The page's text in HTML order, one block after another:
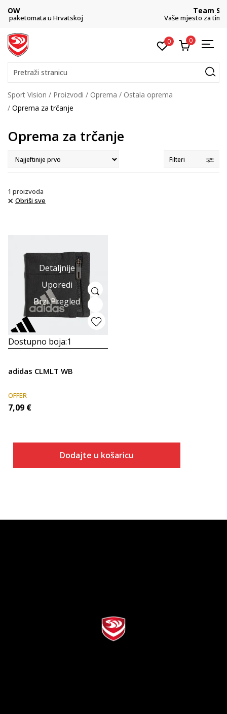
Vaše mjesto za timske sportove.
0 0
Pretraži stranicu
Sport Vision Proizvodi Oprema
Ostala oprema
Oprema za trčanje
Oprema za trčanje
Filteri
1 proizvoda
Obriši sve
Detaljnije
Uporedi
Brzi Pregled
Dostupno boja:1
adidas CLMLT WB
OFFER
7,09 €
Dodajte u košaricu